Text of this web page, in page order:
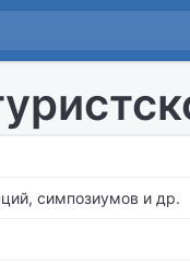
симпозиумов и др.